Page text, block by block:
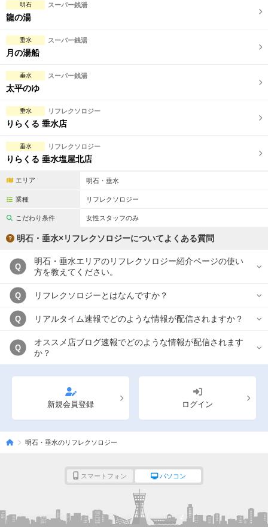
明石 スーパー銭湯
龍の湯
垂水 スーパー銭湯
月の湯船
垂水 スーパー銭湯
太平のゆ
垂水 リフレクソロジー
りらくる 垂水店
垂水 リフレクソロジー
りらくる 垂水塩屋北店
エリア 明石・垂水
業種 リフレクソロジー
こだわり条件 女性スタッフのみ
明石・垂水×リフレクソロジーについてよくある質問
Q
明石・垂水エリアのリフレクソロジー紹介ページの使い
方を教えてください。
Q リフレクソロジーとはなんですか？
Q リアルタイム速報でどのような情報が配信されますか？
Q
オススメ店ブログ速報でどのような情報が配信されます
か？
新規会員登録 ログイン
明石・垂水のリフレクソロジー
スマートフォン パソコン